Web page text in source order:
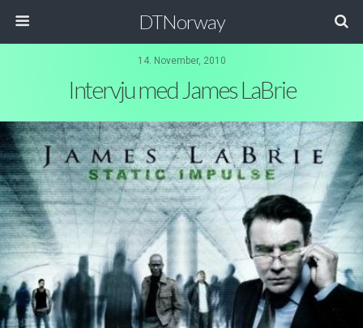
DTNorway
14. November, 2010
Intervju med James LaBrie